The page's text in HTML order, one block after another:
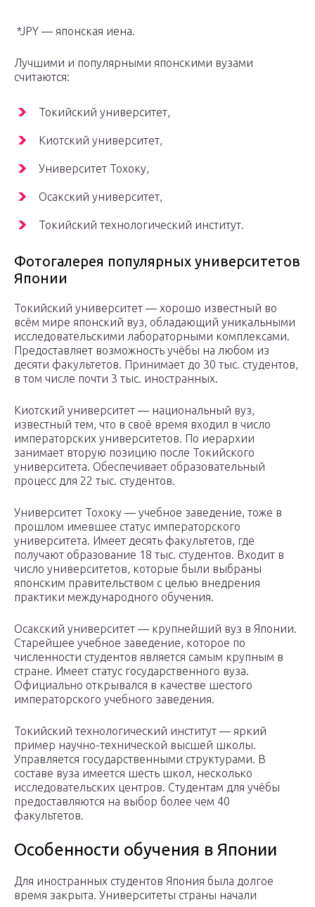
*JPY — японская иена.
Лучшими и популярными японскими вузами
считаются:
Токийский университет,
Киотский университет,
Университет Тохоку,
Осакский университет,
Токийский технологический институт.
Фотогалерея популярных университетов
Японии
Токийский университет — хорошо известный во
всём мире японский вуз, обладающий уникальными
исследовательскими лабораторными комплексами.
Предоставляет возможность учёбы на любом из
десяти факультетов. Принимает до 30 тыс. студентов,
в том числе почти 3 тыс. иностранных.
Киотский университет — национальный вуз,
известный тем, что в своё время входил в число
императорских университетов. По иерархии
занимает вторую позицию после Токийского
университета. Обеспечивает образовательный
процесс для 22 тыс. студентов.
Университет Тохоку — учебное заведение, тоже в
прошлом имевшее статус императорского
университета. Имеет десять факультетов, где
получают образование 18 тыс. студентов. Входит в
число университетов, которые были выбраны
японским правительством с целью внедрения
практики международного обучения.
Осакский университет — крупнейший вуз в Японии.
Старейшее учебное заведение, которое по
численности студентов является самым крупным в
стране. Имеет статус государственного вуза.
Официально открывался в качестве шестого
императорского учебного заведения.
Токийский технологический институт — яркий
пример научно-технической высшей школы.
Управляется государственными структурами. В
составе вуза имеется шесть школ, несколько
исследовательских центров. Студентам для учёбы
предоставляются на выбор более чем 40
факультетов.
Особенности обучения в Японии
Для иностранных студентов Япония была долгое
время закрыта. Университеты страны начали